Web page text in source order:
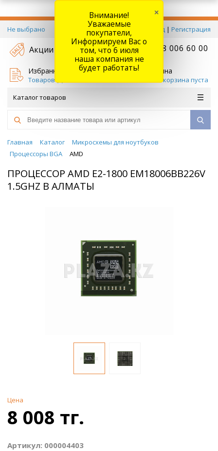
Не выбрано Вход | Регистрация
Акции +7 778 006 60 00
Избранное
Товаров (
Корзина
Ваша корзина пуста
Каталог товаров
Главная Каталог
Микросхемы для ноутбуков
Процессоры BGA
AMD
ПРОЦЕССОР AMD E2-1800 EM18006BB226V
1.5GHZ В АЛМАТЫ
Цена
8 008 тг.
Артикул: 000004403
Внимание!
Уважаемые
покупатели,
Информируем Вас о
том, что 6 июля
наша компания не
будет работать!
×